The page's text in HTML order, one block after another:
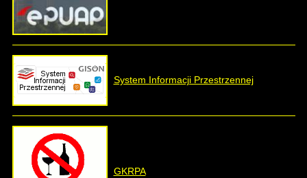
System Informacji Przestrzennej
GKRPA